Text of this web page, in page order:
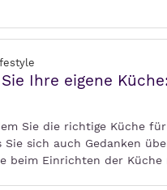
Ihre eigene
Sie die richtige Küche
Sie sich auch Gedanken
beim Einrichten der